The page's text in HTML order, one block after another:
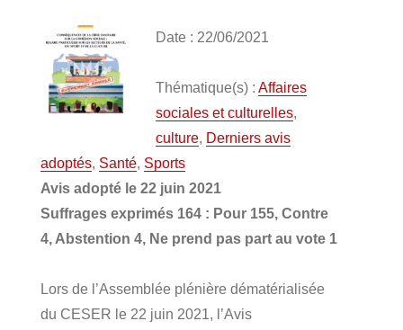
Date : 22/06/2021
Thématique(s) : Affaires
sociales et culturelles,
culture, Derniers avis
adoptés, Santé, Sports
Avis adopté le 22 juin 2021
Suffrages exprimés 164 : Pour 155, Contre
4, Abstention 4, Ne prend pas part au vote 1
Lors de l’Assemblée plénière dématérialisée
du CESER le 22 juin 2021, l’Avis